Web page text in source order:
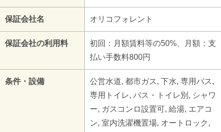
保証会社名 オリコフォレント
保証会社の利用料
初回：月額賃料等の50%、月額：支
払い手数料800円
条件・設備
公営水道, 都市ガス, 下水, 専用バス,
専用トイレ, バス・トイレ別, シャワ
ー, ガスコンロ設置可, 給湯, エアコ
ン, 室内洗濯機置場, オートロック,